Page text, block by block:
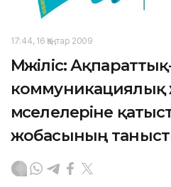
17:44, 16 Қаңтар 2009
Мәжіліс:
коммуникациялық
мәселелеріне
жобасының